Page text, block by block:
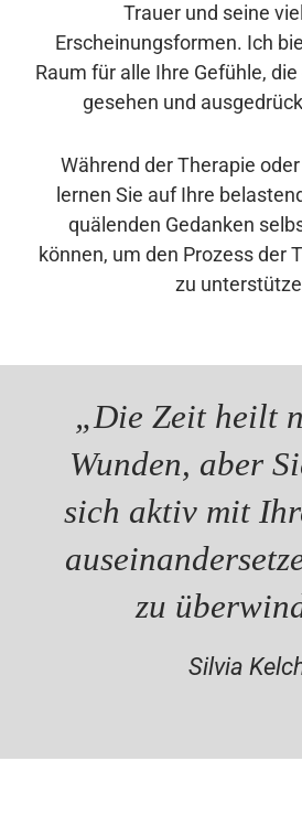
Trauer und seine
Erscheinungsformen. Ich
Raum für alle Ihre Gefühle,
gesehen und
Während der Therapie
lernen Sie auf Ihre
quälenden Gedanken
können, um den Prozess der
zu
„Die Zeit heilt
Wunden, aber
sich aktiv mit
zu
Silvia